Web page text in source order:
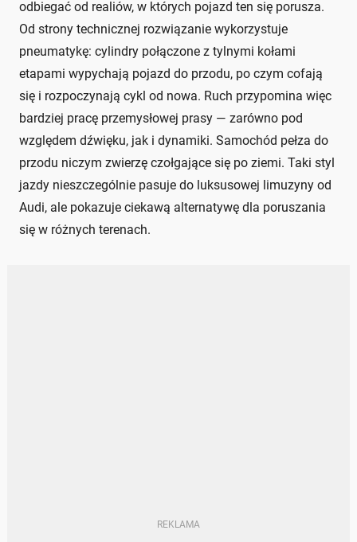
odbiegać od realiów, w których pojazd ten się porusza.
Od strony technicznej rozwiązanie wykorzystuje
pneumatykę: cylindry połączone z tylnymi kołami
etapami wypychają pojazd do przodu, po czym cofają
się i rozpoczynają cykl od nowa. Ruch przypomina więc
bardziej pracę przemysłowej prasy — zarówno pod
względem dźwięku, jak i dynamiki. Samochód pełza do
przodu niczym zwierzę czołgające się po ziemi. Taki styl
jazdy nieszczególnie pasuje do luksusowej limuzyny od
Audi, ale pokazuje ciekawą alternatywę dla poruszania
się w różnych terenach.